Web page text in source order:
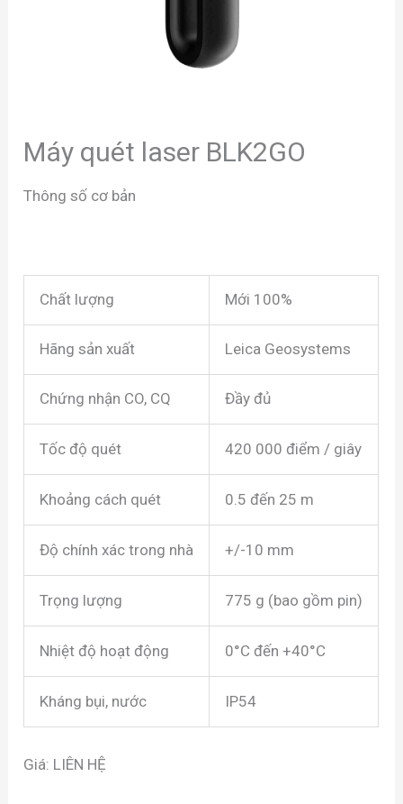
Máy quét laser BLK2GO
Thông số cơ bản
Chất lượng Mới 100%
Hãng sản xuất Leica Geosystems
Chứng nhận CO, CQ Đầy đủ
Tốc độ quét 420 000 điểm / giây
Khoảng cách quét 0.5 đến 25 m
Độ chính xác trong nhà +/-10 mm
Trọng lượng 775 g (bao gồm pin)
Nhiệt độ hoạt động 0°C đến +40°C
Kháng bụi, nước IP54
Giá: LIÊN HỆ